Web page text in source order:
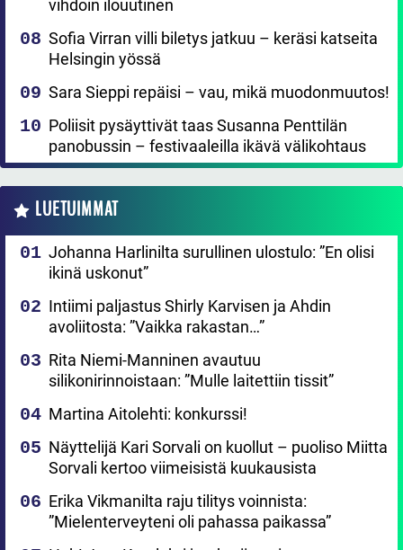
vihdoin ilouutinen
Sofia Virran villi biletys jatkuu – keräsi katseita
Helsingin yössä
Sara Sieppi repäisi – vau, mikä muodonmuutos!
Poliisit pysäyttivät taas Susanna Penttilän
panobussin – festivaaleilla ikävä välikohtaus
LUETUIMMAT
Johanna Harlinilta surullinen ulostulo: ”En olisi
ikinä uskonut”
Intiimi paljastus Shirly Karvisen ja Ahdin
avoliitosta: ”Vaikka rakastan…”
Rita Niemi-Manninen avautuu
silikonirinnoistaan: ”Mulle laitettiin tissit”
Martina Aitolehti: konkurssi!
Näyttelijä Kari Sorvali on kuollut – puoliso Miitta
Sorvali kertoo viimeisistä kuukausista
Erika Vikmanilta raju tilitys voinnista:
”Mielenterveyteni oli pahassa paikassa”